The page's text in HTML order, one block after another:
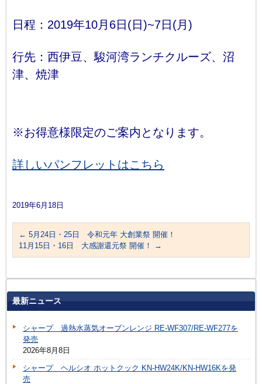
日程：2019年10月6日(日)~7日(月)
行先：西伊豆、駿河湾ランチクルーズ、沼
津、焼津
※お得意様限定のご案内となります。
詳しいパンフレットはこちら
2019年6月18日
← 5月24日・25日 令和元年 大創業祭 開催！
11月15日・16日 大感謝還元祭 開催！
→
最新ニュース
シャープ 過熱水蒸気オーブンレンジ RE-WF307/RE-WF277を
発売
2026年8月8日
シャープ ヘルシオ ホットクック KN-HW24K/KN-HW16Kを発
売